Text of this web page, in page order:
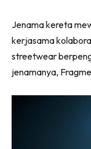
Jenama kereta
kerjasama
streetwear
jenamanya,